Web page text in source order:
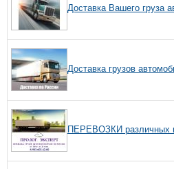
Доставка Вашего груза
Доставка грузов
ПЕРЕВОЗКИ различных